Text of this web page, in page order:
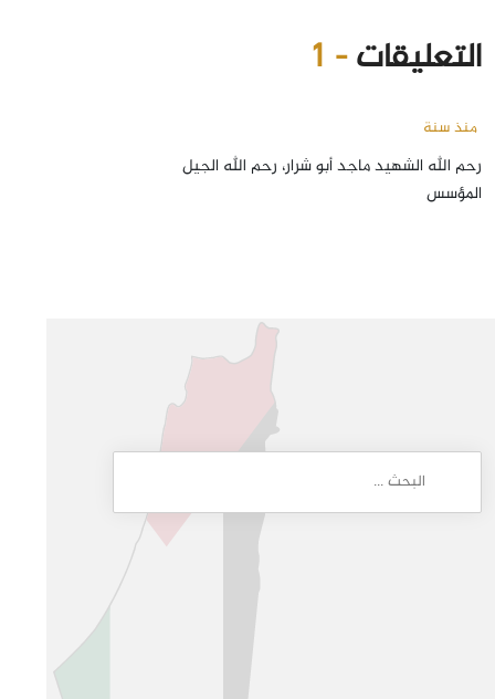
التعليقات- 1
منذ سنة
رحم الله الشهيد ماجد أبو شرار، رحم الله الجيل
المؤسس